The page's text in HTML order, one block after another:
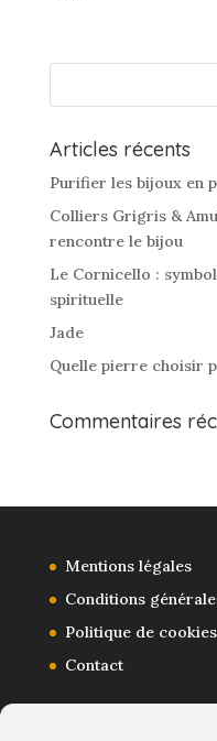
Articles récents
Purifier les bijoux en
Colliers Grigris &
rencontre le bijou
Le Cornicello :
spirituelle
Jade
Quelle pierre choisir
Commentaires
Mentions légales
Conditions
Politique de
Contact